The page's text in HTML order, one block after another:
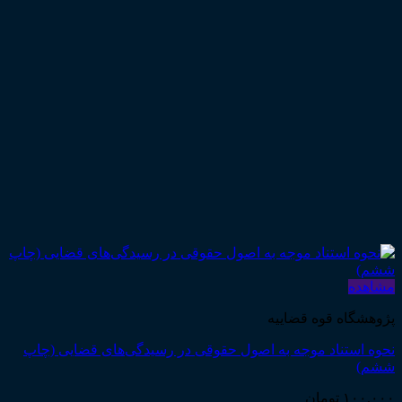
مشاهده
پژوهشگاه قوه قضاییه
نحوه استناد موجه به اصول حقوقی در رسیدگی‌های قضایی (چاپ
ششم)
۱۰۰,۰۰۰ تومان